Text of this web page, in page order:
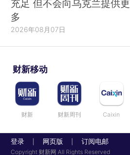
充足 但不会向乌克兰提供更
多
2026年08月07日
财新移动
财新 财新周刊 Caixin
登录 网页版 订阅电邮
Copyright 财新网 All Rights Reserved